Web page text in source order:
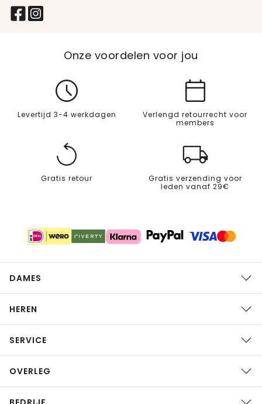
Onze voordelen voor jou
Levertijd 3-4 werkdagen
Verlengd retourrecht voor
members
Gratis retour
Gratis verzending voor
leden vanaf 29€
DAMES
HEREN
SERVICE
OVERLEG